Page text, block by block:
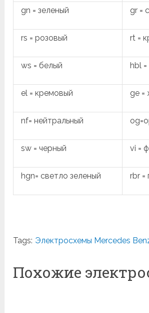
gn = зеленый gr =
rs = розовый rt =
ws = белый hbl
el = кремовый ge =
nf= нейтральный
sw = черный vi =
hgn= светло зеленый rbr =
Tags: Электросхемы Mercedes
Похожие